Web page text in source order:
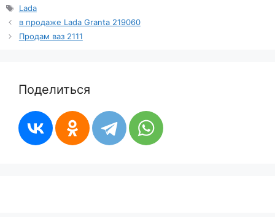
Метки
Lada
в продаже Lada Granta 219060
Продам ваз 2111
Поделиться